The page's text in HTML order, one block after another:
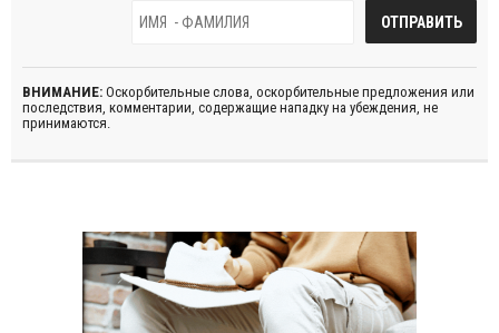
ВНИМАНИЕ: Оскорбительные слова, оскорбительные предложения или
последствия, комментарии, содержащие нападку на убеждения, не
принимаются.